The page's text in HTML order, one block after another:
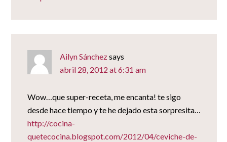
Ailyn Sánchezsays
abril 28, 2012 at 6:31 am
Wow…que super-receta, me encanta! te sigo
desde hace tiempo y te he dejado esta sorpresita…
http://cocina-
quetecocina.blogspot.com/2012/04/ceviche-de-